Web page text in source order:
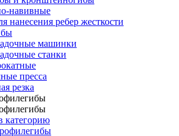
навивные
нанесения ребер жесткости
машинки
станки
пресса
резка
категорию